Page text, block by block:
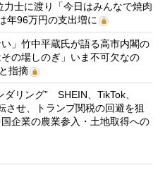
士に渡り「今日はみんなで焼肉
96万円の支出増に
」竹中平蔵氏が語る高市内閣の
の場しのぎ」いま不可欠なの
指摘
リング” SHEIN、TikTok、
せ、トランプ関税の回避を狙
企業の農業参入・土地取得への